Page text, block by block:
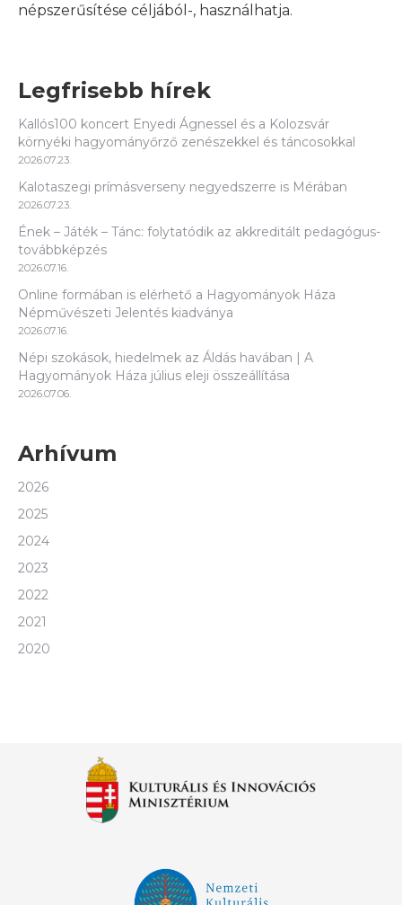
népszerűsítése céljából-, használhatja.
Legfrisebb hírek
Kallós100 koncert Enyedi Ágnessel és a Kolozsvár
környéki hagyományőrző zenészekkel és táncosokkal
2026.07.23.
Kalotaszegi prímásverseny negyedszerre is Mérában
2026.07.23.
Ének – Játék – Tánc: folytatódik az akkreditált pedagógus-
továbbképzés
2026.07.16.
Online formában is elérhető a Hagyományok Háza
Népművészeti Jelentés kiadványa
2026.07.16.
Népi szokások, hiedelmek az Áldás havában | A
Hagyományok Háza július eleji összeállítása
2026.07.06.
Arhívum
2026
2025
2024
2023
2022
2021
2020